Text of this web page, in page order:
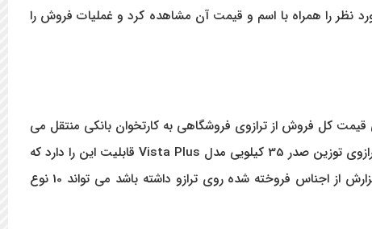
نظر را همراه با اسم و قیمت آن مشاهده کرد و غملیات فروش را
قیمت کل فروش از ترازوی فروشگاهی به کارتخوان بانکی منتقل می
35 کیلویی مدل
Vista Plus قابلیت این را دارد که
با توجه به نوسانات قیمت ها تا 999000 هزار تومن قیمت واحد را در ترازو پرینتردار ذخیره کرد. در صورتی که فروشنده نیاز به گرفتن گزارش از اجناس فروخته شده روی ترازو داشته باشد می تواند 10 نوع